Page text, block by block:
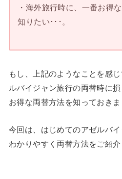
・海外旅行時に、一番お得
知りたい･･･。
もし、上記のようなことを感
ルバイジャン旅行の両替時に
お得な両替方法を知っておきま
今回は、はじめてのアゼルバイ
わかりやすく両替方法をご紹介